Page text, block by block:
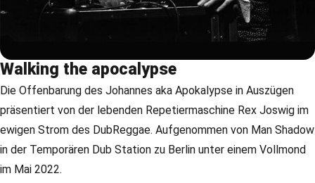
Walking the apocalypse
Die Offenbarung des Johannes aka Apokalypse in Auszügen
präsentiert von der lebenden Repetiermaschine Rex Joswig im
ewigen Strom des DubReggae. Aufgenommen von Man Shadow
in der Temporären Dub Station zu Berlin unter einem Vollmond
im Mai 2022.